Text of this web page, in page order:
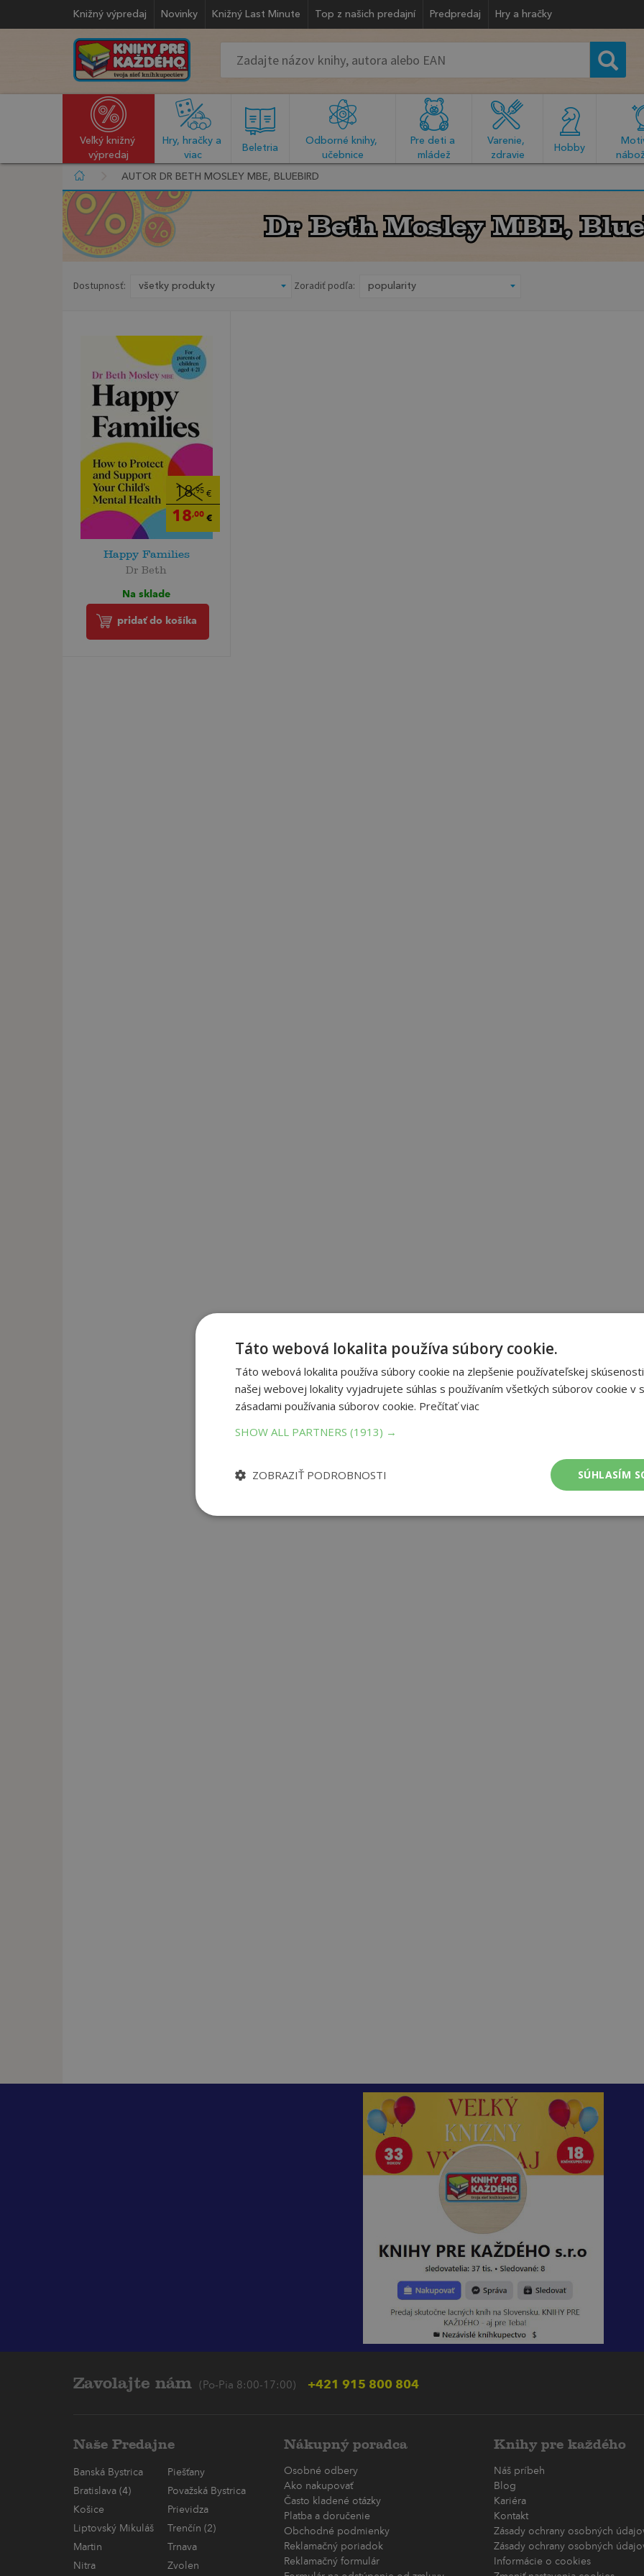
Knižný výpredaj Novinky Knižný Last Minute Top z našich predajní Predpredaj Hry a hračky
Veľký knižný
výpredaj
Hry, hračky a
viac
Beletria
Odborné knihy,
učebnice
Pre deti a
mládež
Varenie,
zdravie
Hobby
AUTOR DR BETH MOSLEY MBE, BLUEBIRD
Dr Beth Mosley MBE,
Dr Beth Mosley MBE,
Dostupnosť: Zoradiť podľa:
18,95 €
18,00 €
Happy Families
Dr Beth
Na sklade
pridať do košíka
Zavolajte nám (Po-Pia 8:00-17:00) +421 915 800 804
Naše Predajne
Banská Bystrica
Piešťany
Bratislava (4)
Považská Bystrica
Košice
Prievidza
Liptovský Mikuláš
Trenčín (2)
Martin
Trnava
Nitra
Zvolen
Nákupný poradca
Osobné odbery
Ako nakupovať
Často kladené otázky
Platba a doručenie
Obchodné podmienky
Reklamačný poriadok
Reklamačný formulár
Knihy pre každého
Náš príbeh
Blog
Kariéra
Kontakt
Zásady ochrany osobných
Zásady ochrany osobných
Informácie o cookies
Táto webová lokalita používa súbory cookie.
Táto webová lokalita používa súbory cookie na zlepšenie používateľskej
našej webovej lokality vyjadrujete súhlas s používaním všetkých súborov cookie v
zásadami používania súborov cookie. Prečítať viac
SHOW ALL PARTNERS (1913) →
SÚHLASÍM
ZOBRAZIŤ PODROBNOSTI